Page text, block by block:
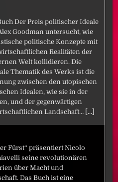
Der Preis politischer Ideale
Goodman untersucht, wie
politische Konzepte mit
Realitäten der
Welt kollidieren. Die
Thematik des Werks ist die
zwischen den utopischen
Idealen, wie sie in der
und der gegenwärtigen
Landschaft… [...]
Fürst“ präsentiert Nicolo
seine revolutionären
über Macht und
Das Buch ist eine